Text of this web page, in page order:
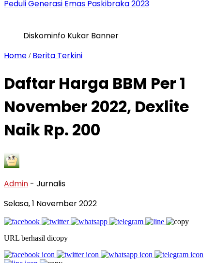
Peduli Generasi Emas Paskibraka 2023
Diskominfo Kukar Banner
Home / Berita Terkini
Daftar Harga BBM Per 1
November 2022, Dexlite
Naik Rp. 200
Admin - Jurnalis
Selasa, 1 November 2022
URL berhasil dicopy